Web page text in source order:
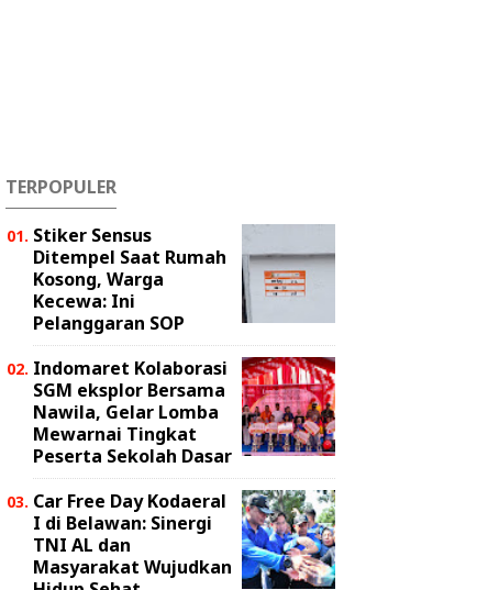
TERPOPULER
Stiker Sensus
Ditempel Saat Rumah
Kosong, Warga
Kecewa: Ini
Pelanggaran SOP
Indomaret Kolaborasi
SGM eksplor Bersama
Nawila, Gelar Lomba
Mewarnai Tingkat
Peserta Sekolah Dasar
Car Free Day Kodaeral
I di Belawan: Sinergi
TNI AL dan
Masyarakat Wujudkan